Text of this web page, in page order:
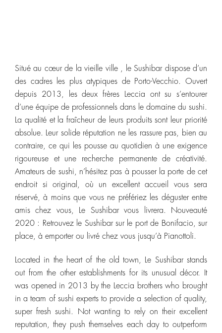
Situé au cœur de la vieille ville , le Sushibar dispose d’un
des cadres les plus atypiques de Porto-Vecchio. Ouvert
depuis 2013, les deux frères Leccia ont su s’entourer
d’une équipe de professionnels dans le domaine du sushi.
La qualité et la fraîcheur de leurs produits sont leur priorité
absolue. Leur solide réputation ne les rassure pas, bien au
contraire, ce qui les pousse au quotidien à une exigence
rigoureuse et une recherche permanente de créativité.
Amateurs de sushi, n’hésitez pas à pousser la porte de cet
endroit si original, où un excellent accueil vous sera
réservé, à moins que vous ne préfériez les déguster entre
amis chez vous, Le Sushibar vous livrera. Nouveauté
2020 : Retrouvez le Sushibar sur le port de Bonifacio, sur
place, à emporter ou livré chez vous jusqu’à Pianottoli.
Located in the heart of the old town, Le Sushibar stands
out from the other establishments for its unusual décor. It
was opened in 2013 by the Leccia brothers who brought
in a team of sushi experts to provide a selection of quality,
super fresh sushi. Not wanting to rely on their excellent
reputation, they push themselves each day to outperform